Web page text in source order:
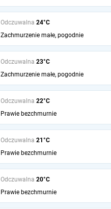
Odczuwalna 24°C
Zachmurzenie małe, pogodnie
Odczuwalna 23°C
Zachmurzenie małe, pogodnie
Odczuwalna 22°C
Prawie bezchmurnie
Odczuwalna 21°C
Prawie bezchmurnie
Odczuwalna 20°C
Prawie bezchmurnie